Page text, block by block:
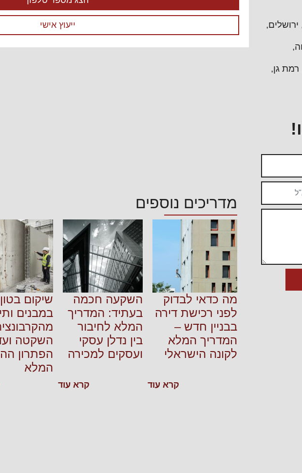
ירושלים
רמת גן
ייעוץ אישי
מדריכים נוספים
מה כדאי לבדוק
לפני רכישת דירה
בבניין חדש –
המדריך המלא
לקונה הישראלי
קרא עוד
השקעה חכמה
בעתיד: המדריך
המלא לחיבור
בין נדלן עסקי
ועסקים למכירה
קרא עוד
שיקום בטון
במבנים
השקטה
הפתרון
המלא